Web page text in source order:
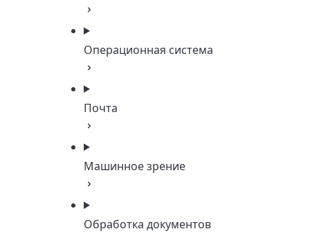
Операционная система
Почта
Машинное зрение
Обработка документов